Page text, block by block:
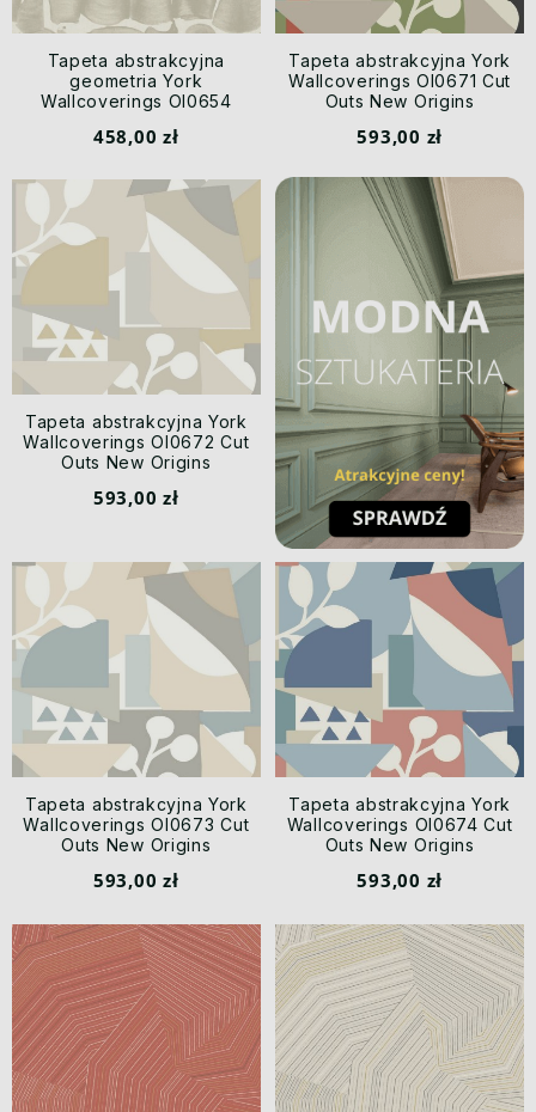
Tapeta abstrakcyjna
geometria York
Wallcoverings OI0654
458,00 zł
Tapeta abstrakcyjna York
Wallcoverings OI0671 Cut
Outs New Origins
593,00 zł
Tapeta abstrakcyjna York
Wallcoverings OI0672 Cut
Outs New Origins
593,00 zł
Tapeta abstrakcyjna York
Wallcoverings OI0673 Cut
Outs New Origins
593,00 zł
Tapeta abstrakcyjna York
Wallcoverings OI0674 Cut
Outs New Origins
593,00 zł